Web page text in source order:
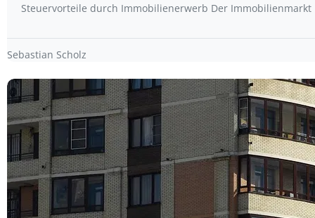
Steuervorteile durch Immobilienerwerb Der
Sebastian Scholz